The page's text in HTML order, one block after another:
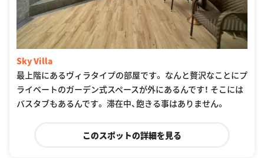
Sky Villa
最上階にあるヴィラタイプの部屋です。 なんと贅沢なことにプ
ライベートのガーデン式スペースが外にあるんです！ そこには
バスタブもあるんです。 滞在中、飽きる事はありません。
このスポットの詳細を見る